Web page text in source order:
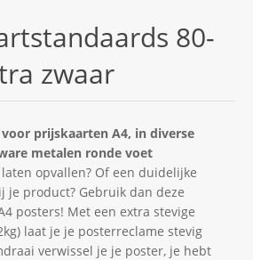
80-
zwaar
prijskaarten A4, in diverse
metalen ronde voet
opvallen? Of een duidelijke
je product? Gebruik dan deze
posters! Met een extra stevige
laat je je posterreclame stevig
verwissel je je poster, je hebt